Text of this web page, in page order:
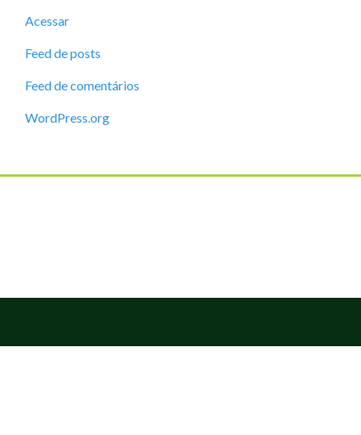
Acessar
Feed de posts
Feed de comentários
WordPress.org